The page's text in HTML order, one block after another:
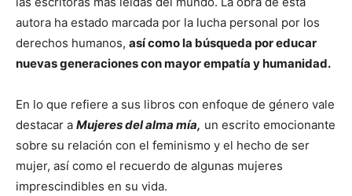
autora ha estado marcada por la lucha personal por los
derechos humanos, así como la búsqueda por educar
nuevas generaciones con mayor empatía y humanidad.
En lo que refiere a sus libros con enfoque de género vale
destacar a Mujeres del alma mía, un escrito emocionante
sobre su relación con el feminismo y el hecho de ser
mujer, así como el recuerdo de algunas mujeres
imprescindibles en su vida.